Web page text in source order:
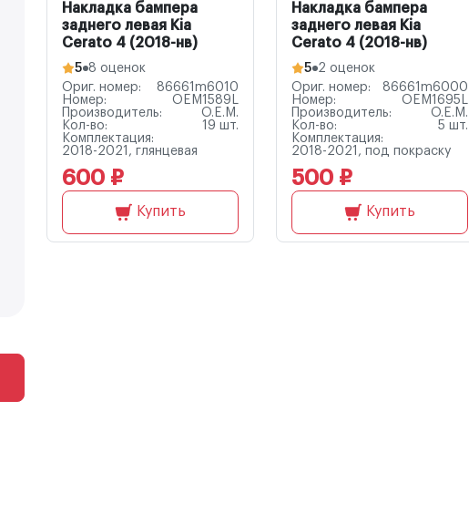
Накладка бампера
заднего левая Kia
Cerato 4 (2018-нв)
5 8 оценок
Ориг. номер:
86661m6010
Номер:
OEM1589L
Производитель:
O.E.M.
Кол-во:
19 шт.
Комплектация:
2018-2021, глянцевая
600 ₽
Купить
Накладка бампера
заднего левая Kia
Cerato 4 (2018-нв)
5 2 оценок
Ориг. номер:
86661m6000
Номер:
OEM1695L
Производитель:
O.E.M.
Кол-во:
5 шт.
Комплектация:
2018-2021, под покраску
500 ₽
Купить